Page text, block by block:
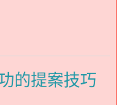
的提案技巧